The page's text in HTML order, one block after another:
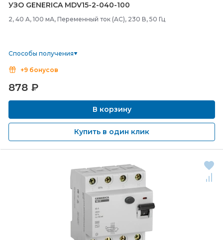
УЗО GENERICA MDV15-2-040-100
2, 40 A, 100 мА, Переменный ток (AC), 230 В, 50 Гц
Способы получения
+9 бонусов
878 ₽
В корзину
Купить в один клик